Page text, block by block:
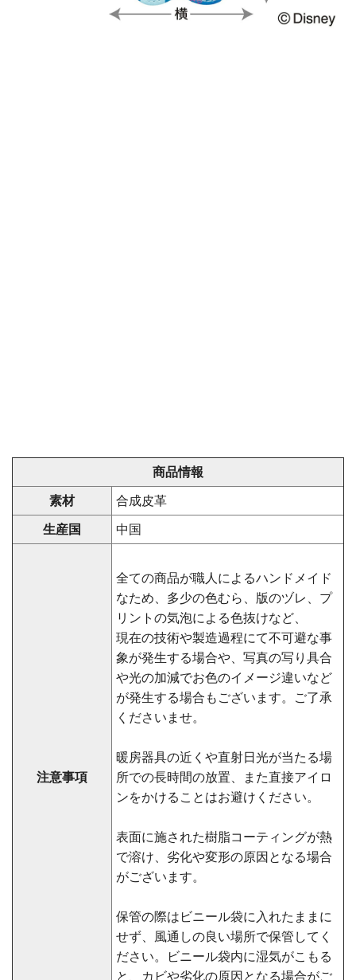
商品情報
素材 合成皮革
生産国 中国
注意事項
全ての商品が職人によるハンドメイド
なため、多少の色むら、版のヅレ、プ
リントの気泡による色抜けなど、
現在の技術や製造過程にて不可避な事
象が発生する場合や、写真の写り具合
や光の加減でお色のイメージ違いなど
が発生する場合もございます。ご了承
くださいませ。
暖房器具の近くや直射日光が当たる場
所での長時間の放置、また直接アイロ
ンをかけることはお避けください。
表面に施された樹脂コーティングが熱
で溶け、劣化や変形の原因となる場合
がございます。
保管の際はビニール袋に入れたままに
せず、風通しの良い場所で保管してく
ださい。ビニール袋内に湿気がこもる
と、カビや劣化の原因となる場合がご